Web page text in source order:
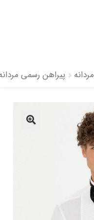
پیراهن رسمی